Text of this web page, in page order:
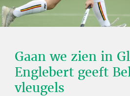
Gaan we zien in
Englebert geeft
vleugels